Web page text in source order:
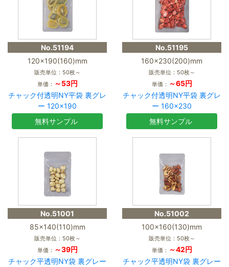
No.51194
120×190(160)mm
販売単位：50枚～
単価： ～53円
チャック付透明NY平袋 裏グレ
ー 120×190
無料サンプル
No.51195
160×230(200)mm
販売単位：50枚～
単価： ～65円
チャック付透明NY平袋 裏グレ
ー 160×230
無料サンプル
No.51001
85×140(110)mm
販売単位：50枚～
単価： ～39円
チャック平透明NY袋 裏グレー
No.51002
100×160(130)mm
販売単位：50枚～
単価： ～42円
チャック平透明NY袋 裏グレー